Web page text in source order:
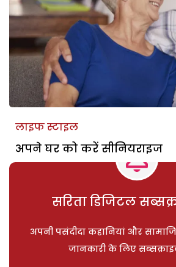
लाइफ स्टाइल
अपने घर को करें सीनियराइज
सरिता डिजिटल
अपनी पसंदीदा कहानियां और
जानकारी के लिए